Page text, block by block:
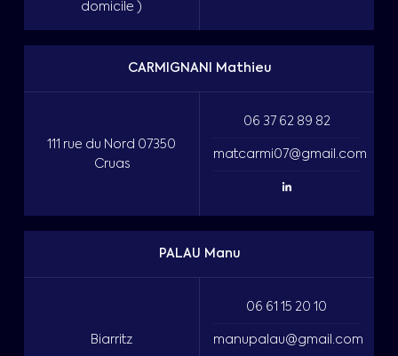
domicile )
CARMIGNANI Mathieu
111 rue du Nord 07350
Cruas
06 37 62 89 82
matcarmi07@gmail.com
PALAU Manu
Biarritz
06 61 15 20 10
manupalau@gmail.com